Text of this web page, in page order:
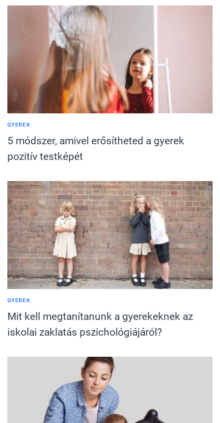
GYEREK
5 módszer, amivel erősítheted a gyerek
pozitív testképét
GYEREK
Mit kell megtanítanunk a gyerekeknek az
iskolai zaklatás pszichológiájáról?